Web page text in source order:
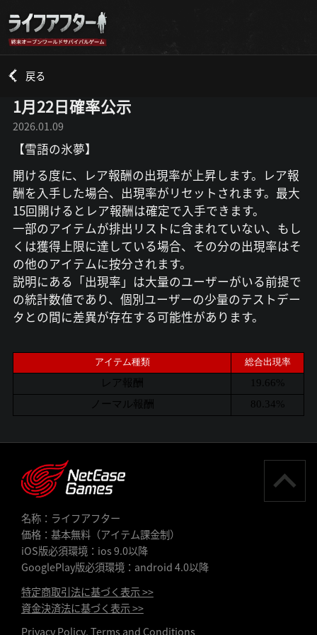
戻る
1月22日確率公示
2026.01.09
【雪語の氷夢】
開ける度に、レア報酬の出現率が上昇します。レア報
酬を入手した場合、出現率がリセットされます。最大
15回開けるとレア報酬は確定で入手できます。
一部のアイテムが排出リストに含まれていない、もし
くは獲得上限に達している場合、その分の出現率はそ
の他のアイテムに按分されます。
説明にある「出現率」は大量のユーザーがいる前提で
の統計数値であり、個別ユーザーの少量のテストデー
タとの間に差異が存在する可能性があります。
アイテム種類 総合出現率
レア報酬
19.66%
ノーマル報酬
80.34%
名称：ライフアフター
価格：基本無料（アイテム課金制）
iOS版必須環境：ios 9.0以降
GooglePlay版必須環境：android 4.0以降
特定商取引法に基づく表示 >>
資金決済法に基づく表示 >>
Privacy Policy, Terms and Conditions